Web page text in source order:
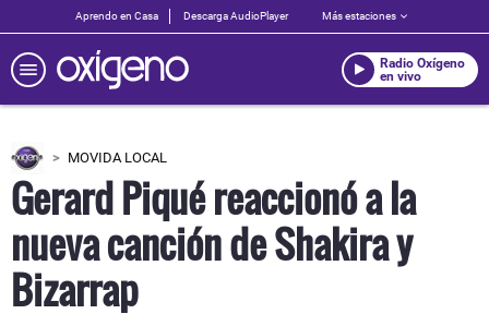
Aprendo en Casa Descarga AudioPlayer Más estaciones
Radio Oxígeno
en vivo
MOVIDA LOCAL
Gerard Piqué reaccionó a la
nueva canción de Shakira y
Bizarrap